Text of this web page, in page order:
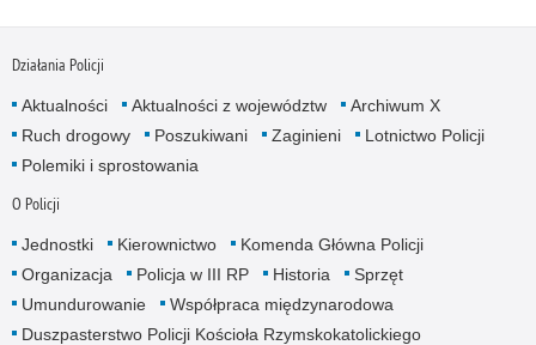
Działania Policji
Aktualności Aktualności z województw
Archiwum X
Ruch drogowy
Poszukiwani Zaginieni
Lotnictwo Policji
Polemiki i sprostowania
O Policji
Jednostki Kierownictwo
Komenda Główna Policji
Organizacja
Policja w III RP Historia
Sprzęt
Umundurowanie
Współpraca międzynarodowa
Duszpasterstwo Policji Kościoła Rzymskokatolickiego